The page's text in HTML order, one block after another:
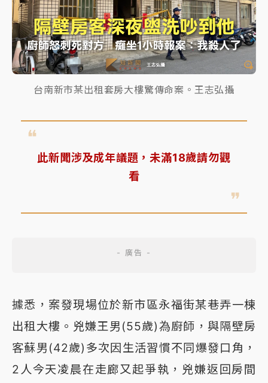
台南新市某出租套房大樓驚傳命案。王志弘攝
此新聞涉及成年議題，未滿18歲請勿觀
看
據悉，案發現場位於新市區永福街某巷弄一棟
出租大樓。兇嫌王男(55歲)為廚師，與隔壁房
客蘇男(42歲)多次因生活習慣不同爆發口角，
2人今天凌晨在走廊又起爭執，兇嫌返回房間